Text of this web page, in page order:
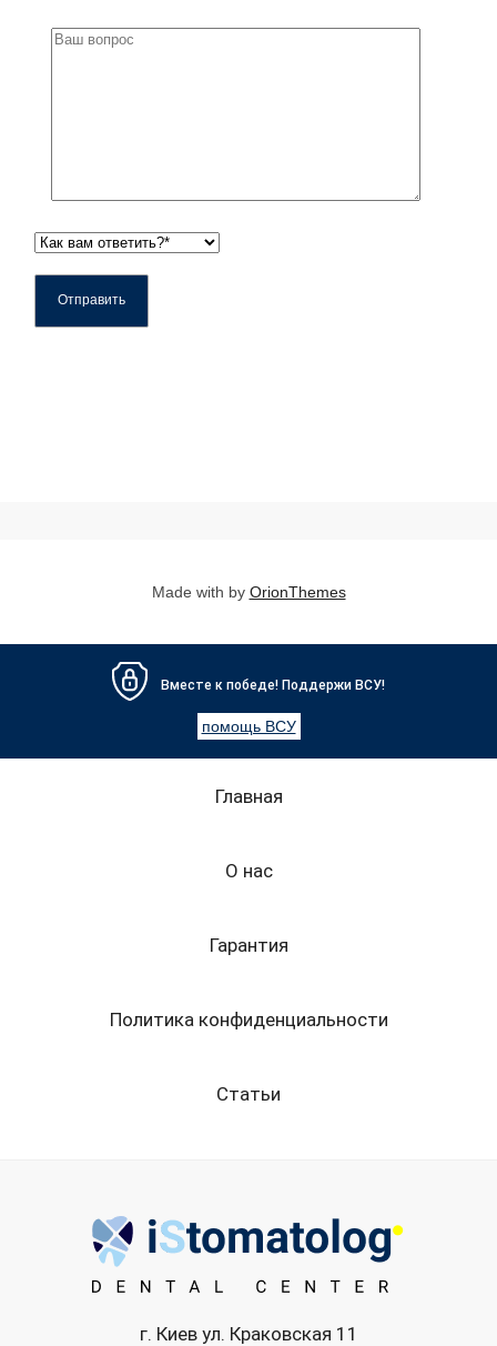
Made with by OrionThemes
Вместе к победе! Поддержи ВСУ!
помощь ВСУ
Главная
О нас
Гарантия
Политика конфиденциальности
Статьи
г. Киев ул. Краковская 11